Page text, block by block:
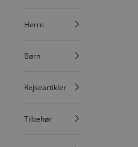
Herre
Børn
Rejseartikler
Tilbehør